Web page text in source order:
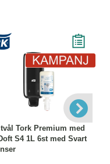
Tork Premium med
S4 1L 6st med Svart
Köp Läs mer